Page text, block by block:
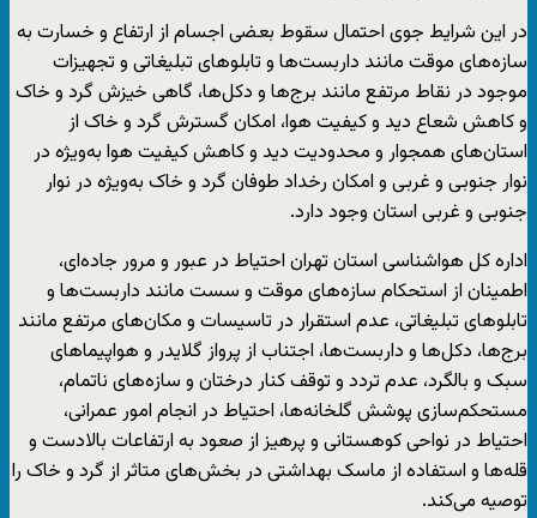
در این شرایط جوی احتمال سقوط بعضی اجسام از ارتفاع و خسارت به
سازه‌های موقت مانند داربست‌ها و تابلوهای تبلیغاتی و تجهیزات
موجود در نقاط مرتفع مانند برج‌ها و دکل‌ها، گاهی خیزش گرد و خاک
و کاهش شعاع دید و کیفیت هوا، امکان گسترش گرد و خاک از
استان‌های همجوار و محدودیت دید و کاهش کیفیت هوا به‌ویژه در
نوار جنوبی و غربی و امکان رخداد طوفان گرد و خاک به‌ویژه در نوار
جنوبی و غربی استان وجود دارد.
اداره کل هواشناسی استان تهران احتیاط در عبور و مرور جاده‌ای،
اطمینان از استحکام سازه‌های موقت و سست مانند داربست‌ها و
تابلوهای تبلیغاتی، عدم استقرار در تاسیسات و مکان‌های مرتفع مانند
برج‌ها، دکل‌ها و داربست‌ها، اجتناب از پرواز گلایدر و هواپیماهای
سبک و بالگرد، عدم تردد و توقف کنار درختان و سازه‌های ناتمام،
مستحکم‌سازی پوشش گلخانه‌ها، احتیاط در انجام امور عمرانی،
احتیاط در نواحی کوهستانی و پرهیز از صعود به ارتفاعات بالادست و
قله‌ها و استفاده از ماسک بهداشتی در بخش‌های متاثر از گرد و خاک را
توصیه می‌کند.